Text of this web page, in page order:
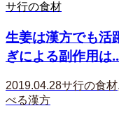
サ行の食材
生姜は漢方でも活
ぎによる副作用は
2019.04.28サ行の食材,
べる漢方